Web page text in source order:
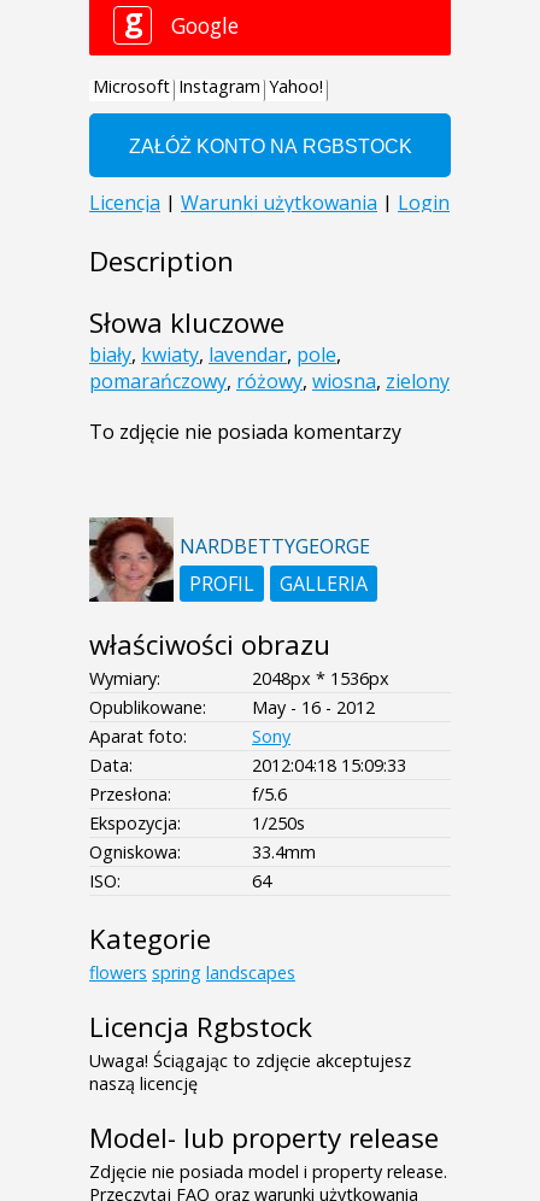
Description
Słowa kluczowe
biały, kwiaty, lavendar, pole,
pomarańczowy, różowy, wiosna, zielony
To zdjęcie nie posiada komentarzy
NARDBETTYGEORGE
PROFIL
GALLERIA
właściwości obrazu
Wymiary:
2048px * 1536px
Opublikowane:
May - 16 - 2012
Aparat foto:
Sony
Data:
2012:04:18 15:09:33
Przesłona:
f/5.6
Ekspozycja:
1/250s
Ogniskowa:
33.4mm
ISO:
64
Kategorie
flowers spring landscapes
Licencja Rgbstock
Uwaga! Ściągając to zdjęcie akceptujesz
naszą licencję
Model- lub property release
Zdjęcie nie posiada model i property release.
Przeczytaj FAQ oraz warunki użytkowania